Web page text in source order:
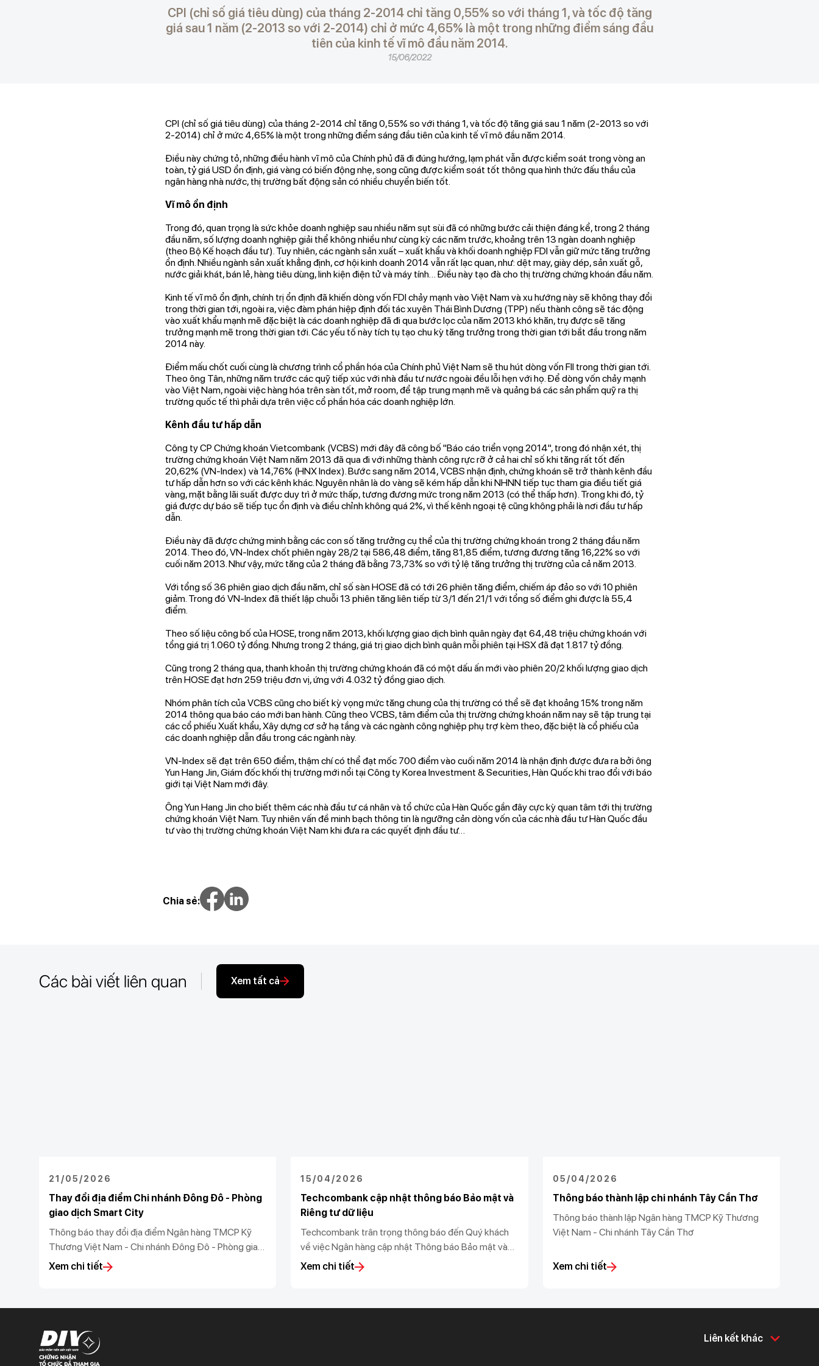
CPI (chỉ số giá tiêu dùng) của tháng 2-2014 chỉ tăng 0,55% so với tháng 1, và tốc độ tăng
giá sau 1 năm (2-2013 so với 2-2014) chỉ ở mức 4,65% là một trong những điểm sáng đầu
tiên của kinh tế vĩ mô đầu năm 2014.
15/06/2022
CPI (chỉ số giá tiêu dùng) của tháng 2-2014 chỉ tăng 0,55% so với tháng 1, và tốc độ tăng giá sau 1 năm (2-2013 so với
2-2014) chỉ ở mức 4,65% là một trong những điểm sáng đầu tiên của kinh tế vĩ mô đầu năm 2014.
Điều này chứng tỏ, những điều hành vĩ mô của Chính phủ đã đi đúng hướng, lạm phát vẫn được kiểm soát trong vòng an
toàn, tỷ giá USD ổn định, giá vàng có biến động nhẹ, song cũng được kiểm soát tốt thông qua hình thức đấu thầu của
ngân hàng nhà nước, thị trường bất động sản có nhiều chuyển biến tốt.
Vĩ mô ổn định
Trong đó, quan trọng là sức khỏe doanh nghiệp sau nhiều năm sụt sùi đã có những bước cải thiện đáng kể, trong 2 tháng
đầu năm, số lượng doanh nghiệp giải thể không nhiều như cùng kỳ các năm trước, khoảng trên 13 ngàn doanh nghiệp
(theo Bộ Kế hoạch đầu tư). Tuy nhiên, các ngành sản xuất – xuất khẩu và khối doanh nghiệp FDI vẫn giữ mức tăng trưởng
ổn định. Nhiều ngành sản xuất khẳng định, cơ hội kinh doanh 2014 vẫn rất lạc quan, như: dệt may, giày dép, sản xuất gỗ,
nước giải khát, bán lẻ, hàng tiêu dùng, linh kiện điện tử và máy tính… Điều này tạo đà cho thị trường chứng khoán đầu năm.
Kinh tế vĩ mô ổn định, chính trị ổn định đã khiến dòng vốn FDI chảy mạnh vào Việt Nam và xu hướng này sẽ không thay đổi
trong thời gian tới, ngoài ra, việc đàm phán hiệp định đối tác xuyên Thái Bình Dương (TPP) nếu thành công sẽ tác động
vào xuất khẩu mạnh mẽ đặc biệt là các doanh nghiệp đã đi qua bước lọc của năm 2013 khó khăn, trụ được sẽ tăng
trưởng mạnh mẽ trong thời gian tới. Các yếu tố này tích tụ tạo chu kỳ tăng trưởng trong thời gian tới bắt đầu trong năm
2014 này.
Điểm mấu chốt cuối cùng là chương trình cổ phần hóa của Chính phủ Việt Nam sẽ thu hút dòng vốn FII trong thời gian tới.
Theo ông Tân, những năm trước các quỹ tiếp xúc với nhà đầu tư nước ngoài đều lỗi hẹn với họ. Để dòng vốn chảy mạnh
vào Việt Nam, ngoài việc hàng hóa trên sàn tốt, mở room, để tập trung mạnh mẽ và quảng bá các sản phẩm quỹ ra thị
trường quốc tế thì phải dựa trên việc cổ phần hóa các doanh nghiệp lớn.
Kênh đầu tư hấp dẫn
Công ty CP Chứng khoán Vietcombank (VCBS) mới đây đã công bố "Báo cáo triển vọng 2014", trong đó nhận xét, thị
trường chứng khoán Việt Nam năm 2013 đã qua đi với những thành công rực rỡ ở cả hai chỉ số khi tăng rất tốt đến
20,62% (VN-Index) và 14,76% (HNX Index). Bước sang năm 2014, VCBS nhận định, chứng khoán sẽ trở thành kênh đầu
tư hấp dẫn hơn so với các kênh khác. Nguyên nhân là do vàng sẽ kém hấp dẫn khi NHNN tiếp tục tham gia điều tiết giá
vàng, mặt bằng lãi suất được duy trì ở mức thấp, tương đương mức trong năm 2013 (có thể thấp hơn). Trong khi đó, tỷ
giá được dự báo sẽ tiếp tục ổn định và điều chỉnh không quá 2%, vì thế kênh ngoại tệ cũng không phải là nơi đầu tư hấp
dẫn.
Điều này đã được chứng minh bằng các con số tăng trưởng cụ thể của thị trường chứng khoán trong 2 tháng đầu năm
2014. Theo đó, VN-Index chốt phiên ngày 28/2 tại 586,48 điểm, tăng 81,85 điểm, tương đương tăng 16,22% so với
cuối năm 2013. Như vậy, mức tăng của 2 tháng đã bằng 73,73% so với tỷ lệ tăng trưởng thị trường của cả năm 2013.
Với tổng số 36 phiên giao dịch đầu năm, chỉ số sàn HOSE đã có tới 26 phiên tăng điểm, chiếm áp đảo so với 10 phiên
giảm. Trong đó VN-Index đã thiết lập chuỗi 13 phiên tăng liên tiếp từ 3/1 đến 21/1 với tổng số điểm ghi được là 55,4
điểm.
Theo số liệu công bố của HOSE, trong năm 2013, khối lượng giao dịch bình quân ngày đạt 64,48 triệu chứng khoán với
tổng giá trị 1.060 tỷ đồng. Nhưng trong 2 tháng, giá trị giao dịch bình quân mỗi phiên tại HSX đã đạt 1.817 tỷ đồng.
Cũng trong 2 tháng qua, thanh khoản thị trường chứng khoán đã có một dấu ấn mới vào phiên 20/2 khối lượng giao dịch
trên HOSE đạt hơn 259 triệu đơn vị, ứng với 4.032 tỷ đồng giao dịch.
Nhóm phân tích của VCBS cũng cho biết kỳ vọng mức tăng chung của thị trường có thể sẽ đạt khoảng 15% trong năm
2014 thông qua báo cáo mới ban hành. Cũng theo VCBS, tâm điểm của thị trường chứng khoán năm nay sẽ tập trung tại
các cổ phiếu Xuất khẩu, Xây dựng cơ sở hạ tầng và các ngành công nghiệp phụ trợ kèm theo, đặc biệt là cổ phiếu của
các doanh nghiệp dẫn đầu trong các ngành này.
VN-Index sẽ đạt trên 650 điểm, thậm chí có thể đạt mốc 700 điểm vào cuối năm 2014 là nhận định được đưa ra bởi ông
Yun Hang Jin, Giám đốc khối thị trường mới nổi tại Công ty Korea Investment & Securities, Hàn Quốc khi trao đổi với báo
giới tại Việt Nam mới đây.
Ông Yun Hang Jin cho biết thêm các nhà đầu tư cá nhân và tổ chức của Hàn Quốc gần đây cực kỳ quan tâm tới thị trường
chứng khoán Việt Nam. Tuy nhiên vấn đề minh bạch thông tin là ngưỡng cản dòng vốn của các nhà đầu tư Hàn Quốc đầu
tư vào thị trường chứng khoán Việt Nam khi đưa ra các quyết định đầu tư…
Chia sẻ:
Các bài viết liên quan Xem tất cả
21/05/2026
Thay đổi địa điểm Chi nhánh Đông Đô - Phòng
giao dịch Smart City
Thông báo thay đổi địa điểm Ngân hàng TMCP Kỹ
Thương Việt Nam - Chi nhánh Đông Đô - Phòng giao
dịch Smart City
Xem chi tiết
15/04/2026
Techcombank cập nhật thông báo Bảo mật và
Riêng tư dữ liệu
Techcombank trân trọng thông báo đến Quý khách
về việc Ngân hàng cập nhật Thông báo Bảo mật và
Riêng tư dữ liệu (“Thông báo”) theo Luật bảo vệ dữ
liệu cá nhân 91/2025/QH15 và Nghị định số
Xem chi tiết
05/04/2026
Thông báo thành lập chi nhánh Tây Cần Thơ
Thông báo thành lập Ngân hàng TMCP Kỹ Thương
Việt Nam - Chi nhánh Tây Cần Thơ
Xem chi tiết
Liên kết khác